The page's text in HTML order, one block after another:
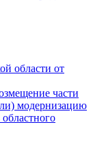
области от
части
модернизацию